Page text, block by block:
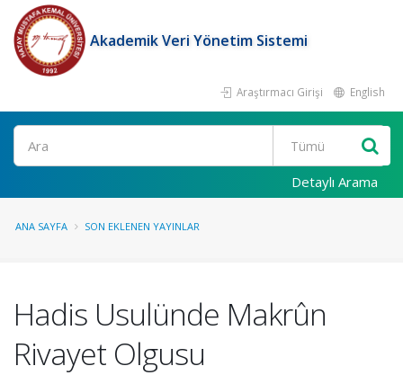
Akademik Veri Yönetim Sistemi
Araştırmacı Girişi English
Ara
Detaylı Arama
ANA SAYFA SON EKLENEN YAYINLAR
Hadis Usulünde Makrûn
Rivayet Olgusu